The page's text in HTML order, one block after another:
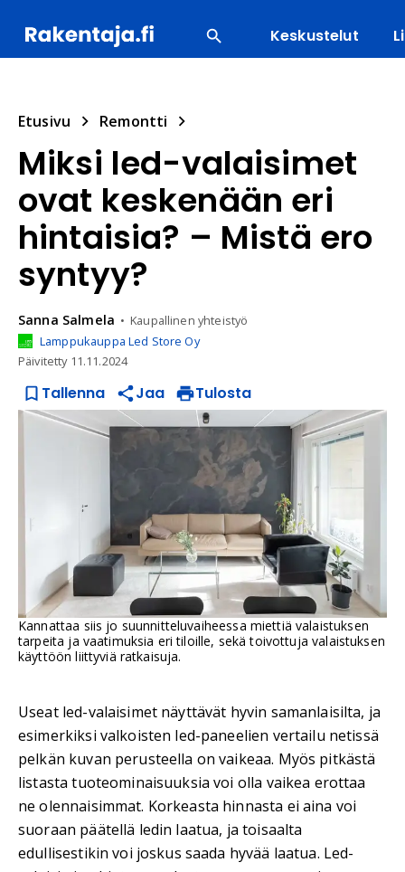
Keskustelut
Etusivu Remontti
Miksi led-valaisimet
ovat keskenään eri
hintaisia? – Mistä ero
syntyy?
Sanna Salmela
Kaupallinen yhteistyö
Lamppukauppa Led Store Oy
Päivitetty 11.11.2024
Tallenna Jaa Tulosta
Kannattaa siis jo suunnitteluvaiheessa miettiä valaistuksen
tarpeita ja vaatimuksia eri tiloille, sekä toivottuja valaistuksen
käyttöön liittyviä ratkaisuja.
Useat led-valaisimet näyttävät hyvin samanlaisilta, ja
esimerkiksi valkoisten led-paneelien vertailu netissä
pelkän kuvan perusteella on vaikeaa. Myös pitkästä
listasta tuoteominaisuuksia voi olla vaikea erottaa
ne olennaisimmat. Korkeasta hinnasta ei aina voi
suoraan päätellä ledin laatua, ja toisaalta
edullisestikin voi joskus saada hyvää laatua. Led-